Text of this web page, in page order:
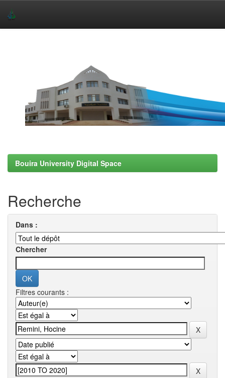
Bouira University Digital Space
Recherche
Dans :
Chercher
Filtres courants :